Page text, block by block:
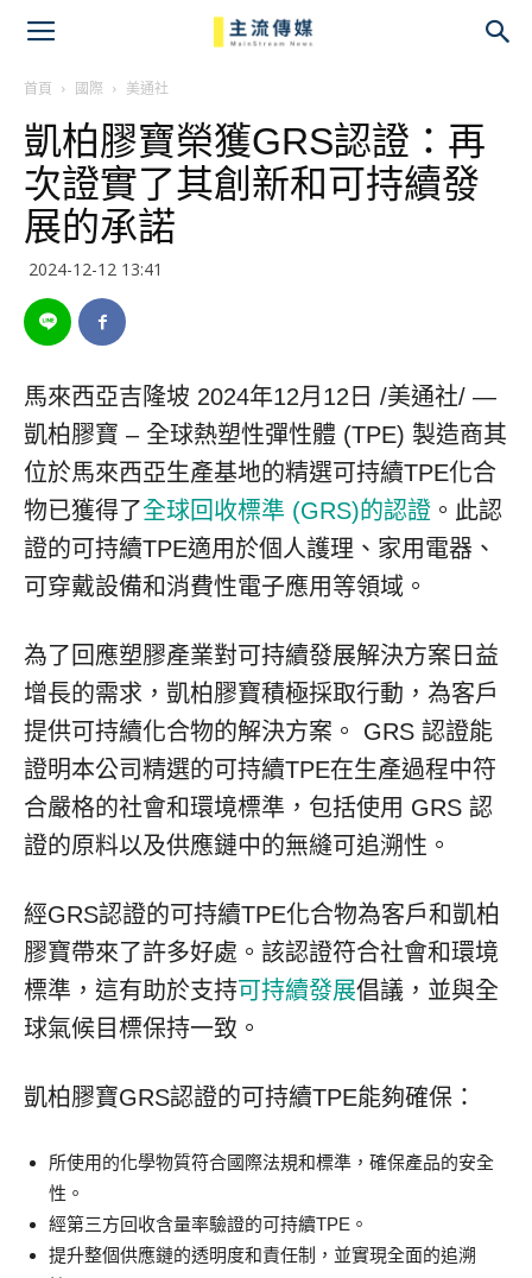
首頁 國際 美通社
凱柏膠寶榮獲GRS認證：再
次證實了其創新和可持續發
展的承諾
2024-12-12 13:41
馬來西亞吉隆坡 2024年12月12日 /美通社/ —
凱柏膠寶 – 全球熱塑性彈性體 (TPE) 製造商其
位於馬來西亞生產基地的精選可持續TPE化合
物已獲得了全球回收標準 (GRS)的認證 。此認
證的可持續TPE適用於個人護理、家用電器、
可穿戴設備和消費性電子應用等領域。
為了回應塑膠產業對可持續發展解決方案日益
增長的需求，凱柏膠寶積極採取行動，為客戶
提供可持續化合物的解決方案。 GRS 認證能
證明本公司精選的可持續TPE在生產過程中符
合嚴格的社會和環境標準，包括使用 GRS 認
證的原料以及供應鏈中的無縫可追溯性。
經GRS認證的可持續TPE化合物為客戶和凱柏
膠寶帶來了許多好處。該認證符合社會和環境
標準，這有助於支持可持續發展倡議，並與全
球氣候目標保持一致。
凱柏膠寶GRS認證的可持續TPE能夠確保：
所使用的化學物質符合國際法規和標準，確保產品的安全
性。
經第三方回收含量率驗證的可持續TPE。
提升整個供應鏈的透明度和責任制，並實現全面的追溯